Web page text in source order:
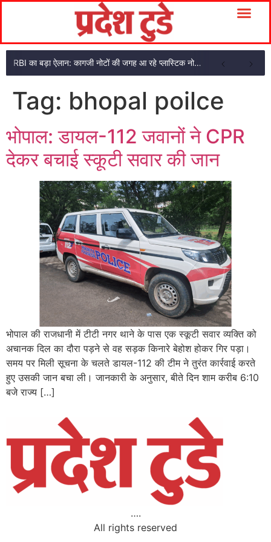
RBI का बड़ा ऐलान: कागजी नोटों की जगह आ रहे प्लास्टिक नोट, ₹10-₹20 के नोट बदल जाएंगे
Tag: bhopal poilce
भोपाल: डायल-112 जवानों ने CPR
देकर बचाई स्कूटी सवार की जान
भोपाल की राजधानी में टीटी नगर थाने के पास एक स्कूटी सवार व्यक्ति को
अचानक दिल का दौरा पड़ने से वह सड़क किनारे बेहोश होकर गिर पड़ा।
समय पर मिली सूचना के चलते डायल-112 की टीम ने तुरंत कार्रवाई करते
हुए उसकी जान बचा ली। जानकारी के अनुसार, बीते दिन शाम करीब 6:10
बजे राज्य […]
….
All rights reserved